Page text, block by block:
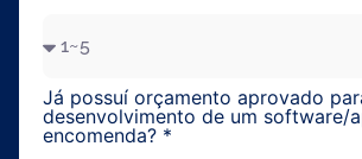
Já possuí orçamento aprovado
desenvolvimento de um software/
encomenda? *